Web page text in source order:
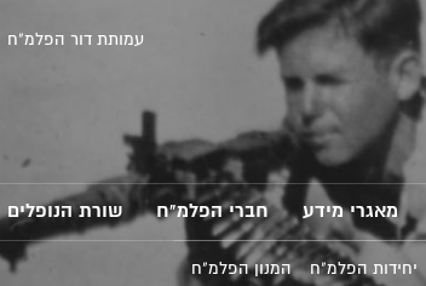
עמותת דור הפלמ"ח
מאגרי מידע חברי הפלמ"ח שורת הנופלים
יחידות הפלמ"ח המנון הפלמ"ח